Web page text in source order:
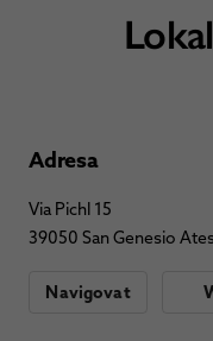
Adresa
Via Pichl 15
39050 San Genesio
Navigovat